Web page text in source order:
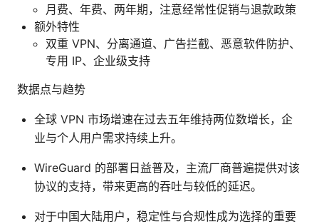
月费、年费、两年期，注意经常性促销与退款政策
额外特性
双重 VPN、分离通道、广告拦截、恶意软件防护、
专用 IP、企业级支持
数据点与趋势
全球 VPN 市场增速在过去五年维持两位数增长，企
业与个人用户需求持续上升。
WireGuard 的部署日益普及，主流厂商普遍提供对该
协议的支持，带来更高的吞吐与较低的延迟。
对于中国大陆用户，稳定性与合规性成为选择的重要